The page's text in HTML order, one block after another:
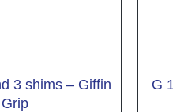
3 shims – Giffin
Grip
G